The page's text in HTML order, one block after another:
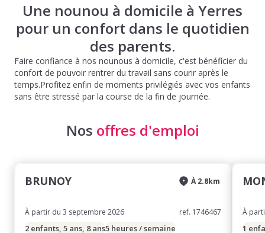
Une nounou à domicile à Yerres
pour un confort dans le quotidien
des parents.
Faire confiance à nos nounous à domicile, c'est bénéficier du
confort de pouvoir rentrer du travail sans courir après le
temps.Profitez enfin de moments privilégiés avec vos enfants
sans être stressé par la course de la fin de journée.
Nos offres d'emploi
BRUNOY
À partir du 3 septembre 2026
À 2.8km
ref. 1746467
2 enfants, 5 ans, 8 ans5 heures / semaine
À
1